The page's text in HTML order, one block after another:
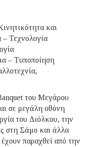
και
– Τεχνολογία
– Τυποποίηση
του Μεγάρου
σε μεγάλη οθόνη
του Διόλκου, την
στη Σάμο και άλλα
παραχθεί από την